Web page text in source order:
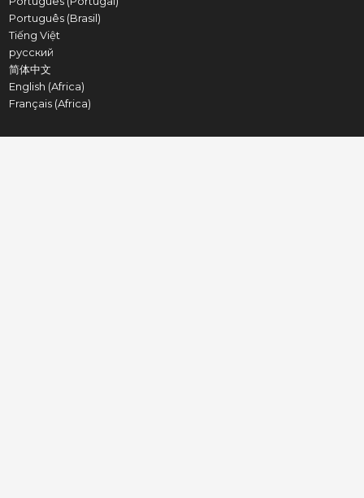
Português (Brasil)
Tiếng Việt
русский
简体中文
English (Africa)
Français (Africa)